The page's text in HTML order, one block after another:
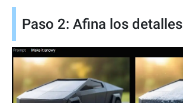
Paso 2: Afina los detalles